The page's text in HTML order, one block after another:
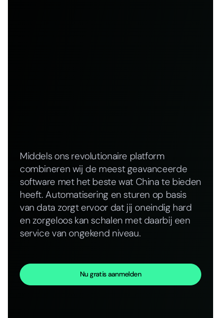
Middels ons revolutionaire platform
combineren wij de meest geavanceerde
software met het beste wat China te bieden
heeft. Automatisering en sturen op basis
van data zorgt ervoor dat jij oneindig hard
en zorgeloos kan schalen met daarbij een
service van ongekend niveau.
Nu gratis aanmelden